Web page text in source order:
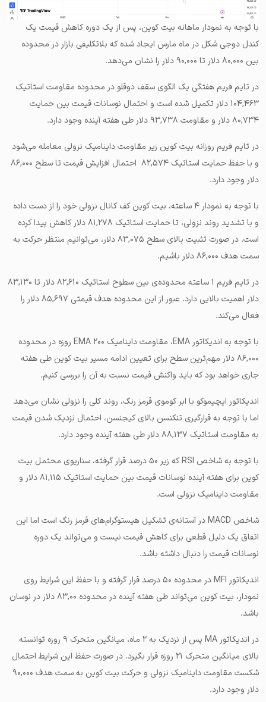
با توجه به نمودار ماهانه بیت کوین، پس از یک دوره کاهش قیمت یک
کندل دوجی شکل در ماه مارس ایجاد شده که بلاتکلیفی بازار در محدوده
بین ۸۰,۰۰۰ دلار تا ۹۰,۰۰۰ دلار را نشان می‌دهد.
در تایم فریم هفتگی یک الگوی سقف دوقلو در محدوده مقاومت استاتیک
۱۰۴,۴۶۳ دلار تکمیل شده است و احتمال نوسانات قیمت بین حمایت
۸۰,۷۳۴ دلار و مقاومت ۹۳,۷۳۸ دلار طی هفته آینده وجود دارد.
در تایم فریم روزانه بیت کوین زیر مقاومت داینامیک نزولی معامله می‌شود
و با حفظ حمایت استاتیک ۸۲,۵۷۴ احتمال افزایش قیمت تا سطح ۸۶,۰۰۰
دلار وجود دارد.
با توجه به نمودار ۴ ساعته، بیت کوین کف کانال نزولی خود را از دست داده
و با تشدید روند نزولی، تا حمایت استاتیک ۸۱,۲۷۸ دلار کاهش پیدا کرده
است. در صورت تثبیت بالای سطح ۸۳,۰۷۵ دلار، می‌توانیم منتظر حرکت به
سمت هدف ۸۶,۰۰۰ دلار باشیم.
در تایم فریم ۱ ساعته محدوده‌ی بین سطوح استاتیک ۸۲,۶۱۰ دلار تا ۸۳,۱۳۰
دلار اهمیت بالایی دارد. عبور از این محدوده هدف قیمتی ۸۵,۶۹۷ دلار را
فعال می‌کند.
با توجه به اندیکاتور EMA، مقاومت داینامیک EMA ۲۰۰ روزه در محدوده
۸۶,۰۰۰ دلار مهم‌ترین سطح برای تعیین ادامه مسیر بیت کوین طی هفته
جاری خواهد بود که باید واکنش قیمت نسبت به آن را بررسی کنیم.
اندیکاتور ایچیموکو با ابر کوموی قرمز رنگ، روند کلی را نزولی نشان می‌دهد
اما با توجه به قرارگیری تنکنسن بالای کیجنسن، احتمال نزدیک شدن قیمت
به مقاومت استاتیک ۸۸,۱۳۷ دلار طی هفته آینده وجود دارد.
با توجه به شاخص RSI که زیر ۵۰ درصد قرار گرفته، سناریوی محتمل بیت
کوین برای هفته آینده نوسانات قیمت بین حمایت استاتیک ۸۱,۱۱۵ دلار و
مقاومت داینامیک نزولی است.
شاخص MACD در آستانه‌ی تشکیل هیستوگرام‌های قرمز رنگ است اما این
اتفاق یک دلیل قطعی برای کاهش قیمت نیست و می‌تواند یک دوره
نوسانات قیمت را دنبال داشته باشد.
اندیکاتور MFI در محدوده ۵۰ درصد قرار گرفته و با حفظ این شرایط روی
نمودار، بیت کوین می‌تواند طی هفته آینده در محدوده ۸۳,۰۰ دلار در نوسان
باشد.
در اندیکاتور MA پس از نزدیک به ۲ ماه، میانگین متحرک ۹ روزه توانسته
بالای میانگین متحرک ۲۱ روزه قرار بگیرد. در صورت حفظ این شرایط احتمال
شکست مقاومت داینامیک نزولی و حرکت بیت کوین به سمت هدف ۹۰,۰۰۰
دلار وجود دارد.